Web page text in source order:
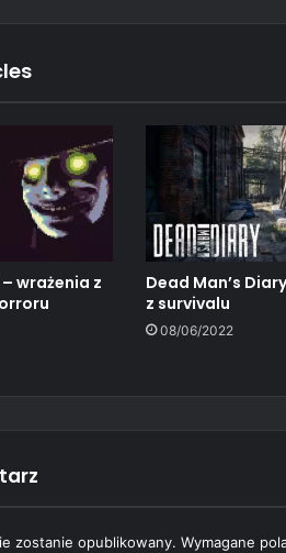
wrażenia z
Dead Man’s
z survivalu
08/06/2022
zostanie opublikowany. Wymagane